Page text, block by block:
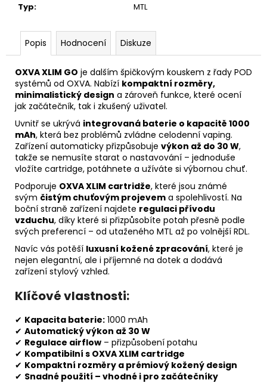
Typ: MTL
Popis Hodnocení Diskuze
OXVA XLIM GO je dalším špičkovým kouskem z řady POD
systémů od OXVA. Nabízí kompaktní rozměry,
minimalistický design a zároveň funkce, které ocení
jak začátečník, tak i zkušený uživatel.
Uvnitř se ukrývá integrovaná baterie o kapacitě 1000
mAh, která bez problémů zvládne celodenní vaping.
Zařízení automaticky přizpůsobuje výkon až do 30 W,
takže se nemusíte starat o nastavování – jednoduše
vložíte cartridge, potáhnete a užíváte si výbornou chuť.
Podporuje OXVA XLIM cartridže, které jsou známé
svým čistým chuťovým projevem a spolehlivostí. Na
boční straně zařízení najdete regulaci přívodu
vzduchu, díky které si přizpůsobíte potah přesně podle
svých preferencí – od utaženého MTL až po volnější RDL.
Navíc vás potěší luxusní kožené zpracování, které je
nejen elegantní, ale i příjemné na dotek a dodává
zařízení stylový vzhled.
Klíčové vlastnosti:
✔ Kapacita baterie: 1000 mAh
✔ Automatický výkon až 30 W
✔ Regulace airflow – přizpůsobení potahu
✔ Kompatibilní s OXVA XLIM cartridge
✔ Kompaktní rozměry a prémiový kožený design
✔ Snadné použití – vhodné i pro začátečníky